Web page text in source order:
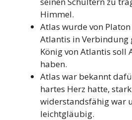
Himmel.
Atlas wurde von Platon
Atlantis in Verbindung
König von Atlantis soll
haben.
Atlas war bekannt
hartes Herz hatte,
widerstandsfähig war
leichtgläubig.